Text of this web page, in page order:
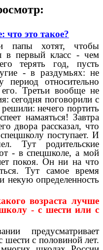
что это такое?
папы хотят, чтобы
в первый класс - чем
терять год, пусть
- в раздумьях: не
период относительно
его. Третьи вообще не
сегодня поговорили с
нечего портить
намаяться! Завтра
двора рассказал, что
поступает. И
Тут родительские
- в спецшколе, а мой
покоя. Он ни на что
Тут самое время
некую определенность
возраста лучше
- с шести или с
предусматривает
шести с половиной лет.